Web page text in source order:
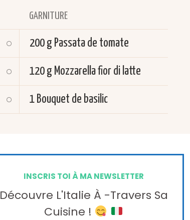
GARNITURE
200 g Passata de tomate
120 g Mozzarella fior di latte
1 Bouquet de basilic
INSCRIS TOI À MA NEWSLETTER
Découvre L'Italie À -travers Sa
Cuisine !